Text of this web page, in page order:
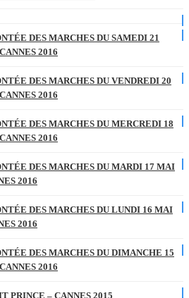
DES MARCHES DU SAMEDI 21
2016
DES MARCHES DU VENDREDI 20
2016
DES MARCHES DU MERCREDI 18
2016
DES MARCHES DU MARDI 17 MAI
2016
DES MARCHES DU LUNDI 16 MAI
2016
DES MARCHES DU DIMANCHE 15
2016
PRINCE – CANNES 2015